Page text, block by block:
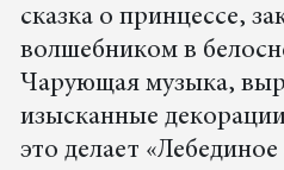
сказка о принцессе,
волшебником в
Чарующая музыка,
изысканные
это делает